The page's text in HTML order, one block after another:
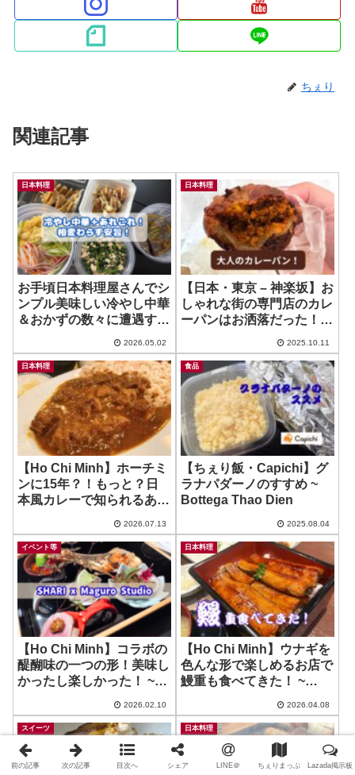
ちぇり
関連記事
日本料理
お手頃日本料理屋さんでシ
ンプル美味しい冷やし中華
＆おかずの数々に遭遇する
Tei
2026.05.02
日本料理
【日本・東京 – 神楽坂】お
しゃれな街の専門店のカレ
ーパンはお洒落だった！ ~
インドカレーパン
2025.10.11
日本料理
【Ho Chi Minh】ホーチミ
ンに15年？！もっと？日
本風カレーで知られるあの
きたちぇりのバカちん今頃
レポ
2026.07.13
食品
【ちぇり飯・Capichi】グ
ラナパダーノのすすめ ~
Bottega Thao Dien
2025.08.04
イベント等
【Ho Chi Minh】コラボの
醍醐味の一つの形！美味し
かったし楽しかった！ ~
Studio
2026.02.10
日本料理
【Ho Chi Minh】ウナギを
色んな形で楽しめるお店で
鰻重も食べてきた！ ~
2026.04.08
スイーツ 日本料理
前の記事 次の記事 目次へ シェア LINE＠ ちぇりまっぷ Lazada掲示板